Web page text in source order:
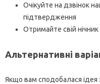
Очікуйте на дзвінок
підтвердження
Отримайте свій нічник
Альтернативні
Якщо вам сподобалася ідея